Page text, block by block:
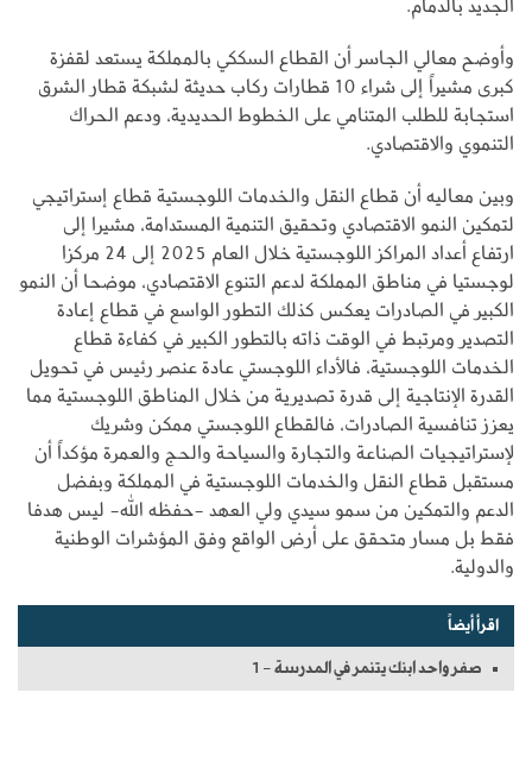
الجديد بالدمام.
وأوضح معالي الجاسر أن القطاع السككي بالمملكة يستعد لقفزة
كبرى مشيراً إلى شراء 10 قطارات ركاب حديثة لشبكة قطار الشرق
استجابة للطلب المتنامي على الخطوط الحديدية، ودعم الحراك
التنموي والاقتصادي.
وبين معاليه أن قطاع النقل والخدمات اللوجستية قطاع إستراتيجي
لتمكين النمو الاقتصادي وتحقيق التنمية المستدامة، مشيرا إلى
ارتفاع أعداد المراكز اللوجستية خلال العام 2025 إلى 24 مركزا
لوجستيا في مناطق المملكة لدعم التنوع الاقتصادي، موضحا أن النمو
الكبير في الصادرات يعكس كذلك التطور الواسع في قطاع إعادة
التصدير ومرتبط في الوقت ذاته بالتطور الكبير في كفاءة قطاع
الخدمات اللوجستية، فالأداء اللوجستي عادة عنصر رئيس في تحويل
القدرة الإنتاجية إلى قدرة تصديرية من خلال المناطق اللوجستية مما
يعزز تنافسية الصادرات، فالقطاع اللوجستي ممكن وشريك
لإستراتيجيات الصناعة والتجارة والسياحة والحج والعمرة مؤكداً أن
مستقبل قطاع النقل والخدمات اللوجستية في المملكة وبفضل
الدعم والتمكين من سمو سيدي ولي العهد -حفظه الله- ليس هدفا
فقط بل مسار متحقق على أرض الواقع وفق المؤشرات الوطنية
والدولية.
اقرأ أيضاً
صفر واحد ابنك يتنمر في المدرسة - 1